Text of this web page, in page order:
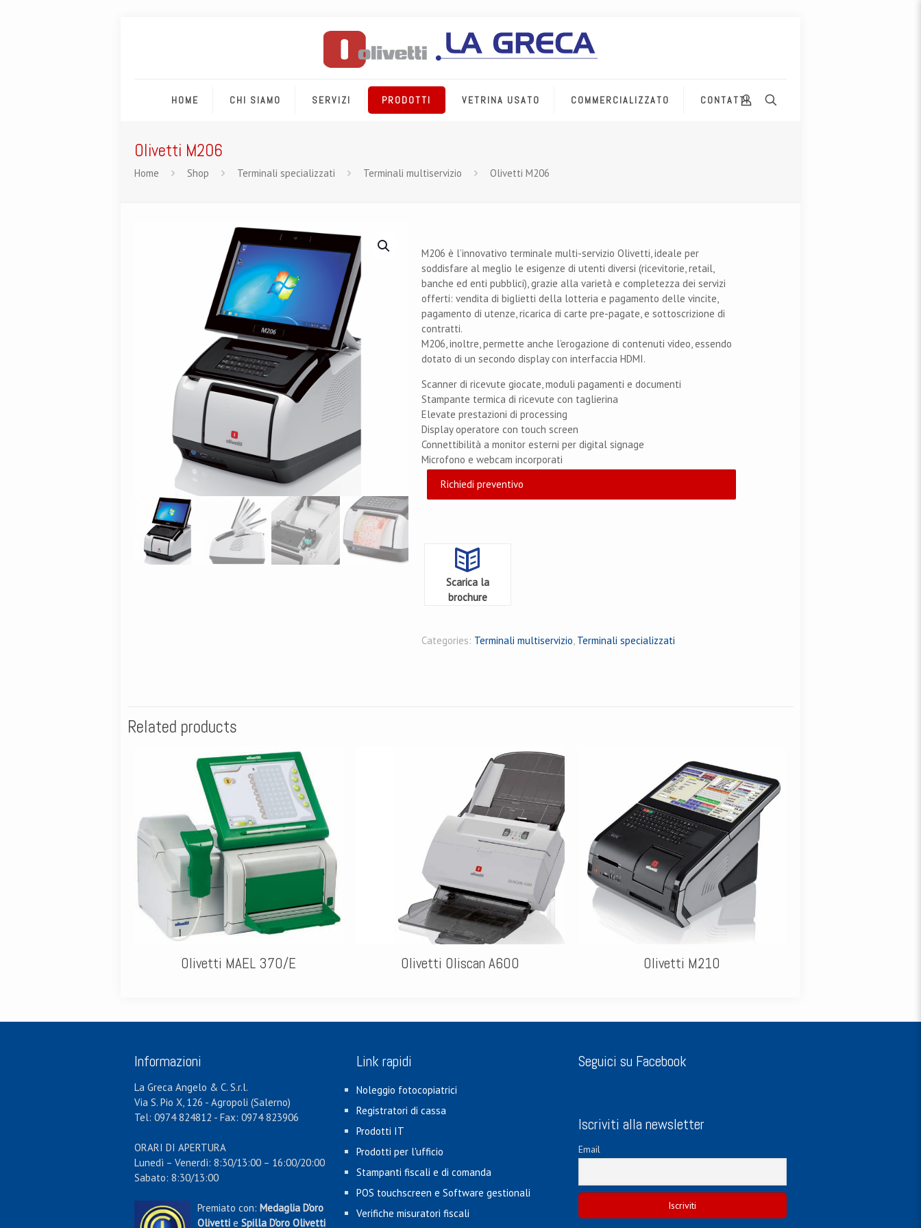
HOME CHI SIAMO SERVIZI PRODOTTI VETRINA USATO COMMERCIALIZZATO CONTATTI
Olivetti M206
Home Shop Terminali specializzati Terminali multiservizio Olivetti M206
M206 è l’innovativo terminale multi-servizio Olivetti, ideale per
soddisfare al meglio le esigenze di utenti diversi (ricevitorie, retail,
banche ed enti pubblici), grazie alla varietà e completezza dei servizi
offerti: vendita di biglietti della lotteria e pagamento delle vincite,
pagamento di utenze, ricarica di carte pre-pagate, e sottoscrizione di
contratti.
M206, inoltre, permette anche l’erogazione di contenuti video, essendo
dotato di un secondo display con interfaccia HDMI.
Scanner di ricevute giocate, moduli pagamenti e documenti
Stampante termica di ricevute con taglierina
Elevate prestazioni di processing
Display operatore con touch screen
Connettibilità a monitor esterni per digital signage
Microfono e webcam incorporati
Richiedi preventivo
Scarica la
brochure
Categories: Terminali multiservizio, Terminali specializzati
Related products
Olivetti MAEL 370/E Olivetti Oliscan A600 Olivetti M210
Informazioni
La Greca Angelo & C. S.r.l.
Via S. Pio X, 126 - Agropoli (Salerno)
Tel: 0974 824812 - Fax: 0974 823906
ORARI DI APERTURA
Lunedì – Venerdì: 8:30/13:00 – 16:00/20:00
Sabato: 8:30/13:00
Premiato con: Medaglia D'oro
Olivettie Spilla D'oro Olivetti
Link rapidi
Noleggio fotocopiatrici
Registratori di cassa
Prodotti IT
Prodotti per l'ufficio
Stampanti fiscali e di comanda
POS touchscreen e Software gestionali
Verifiche misuratori fiscali
Seguici su Facebook
Iscriviti alla newsletter
Email